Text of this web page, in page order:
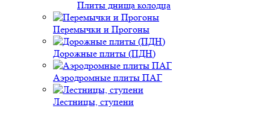
Плиты днища колодца
Перемычки и Прогоны
Дорожные плиты (ПДН)
Аэродромные плиты ПАГ
Лестницы, ступени